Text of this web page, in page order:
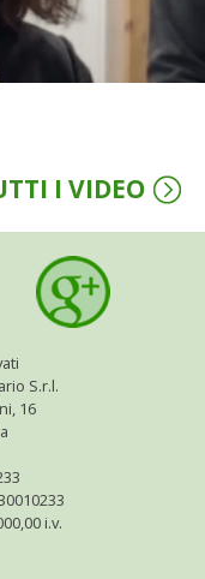
I VIDEO
S.r.l.
16
i.v.